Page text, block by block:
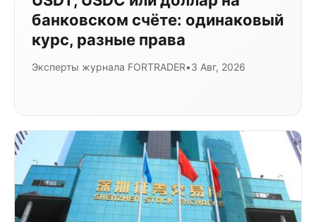
банковском счёте: одинаковый
курс, разные права
Эксперты журнала FORTRADER•3 Авг, 2026